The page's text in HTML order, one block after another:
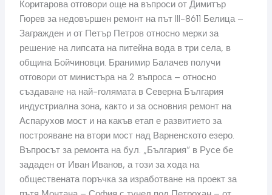
Коритарова отговори още на въпроси от Димитър
Гюрев за недовършен ремонт на път III-8611 Белица –
Загражден и от Петър Петров относно мерки за
решение на липсата на питейна вода в три села, в
община Бойчиновци. Бранимир Балачев получи
отговори от министъра на 2 въпроса – относно
създаване на най-голямата в Северна България
индустриална зона, както и за основния ремонт на
Аспарухов мост и на какъв етап е развитието за
построяване на втори мост над Варненското езеро.
Въпросът за ремонта на бул. „България“ в Русе бе
зададен от Иван Иванов, а този за хода на
обществената поръчка за изработване на проект за